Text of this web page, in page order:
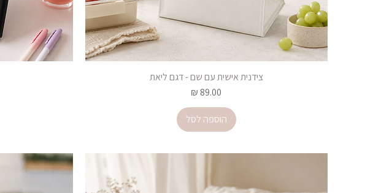
צידנית אישית עם שם - דגם ליאת
מחיר
הוספה לסל